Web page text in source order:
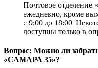
Почтовое
ежедневно, кроме
с 9:00 до 18:00.
доступны только в
Вопрос: Можно ли
«САМАРА 35»?